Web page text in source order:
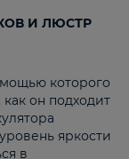
И ЛЮСТР
которого
он подходит
яркости
в